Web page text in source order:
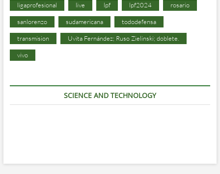
ligaprofesional live lpf lpf2024 rosario
sanlorenzo sudamericana tododefensa
transmision Uvita Fernández; Ruso Zielinski; doblete.
vivo
SCIENCE AND TECHNOLOGY